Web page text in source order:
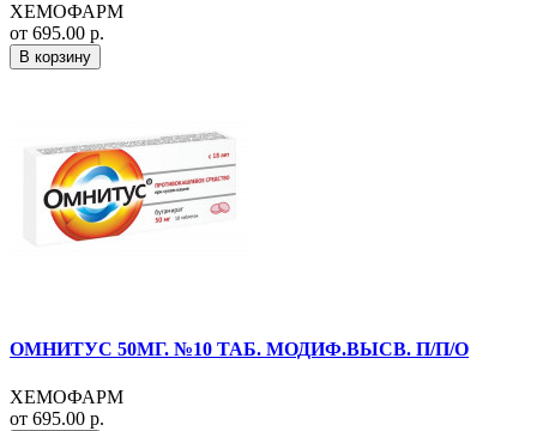
ХЕМОФАРМ
от 695.00 р.
В корзину
ОМНИТУС 50МГ. №10 ТАБ. МОДИФ.ВЫСВ. П/П/О
ХЕМОФАРМ
от 695.00 р.